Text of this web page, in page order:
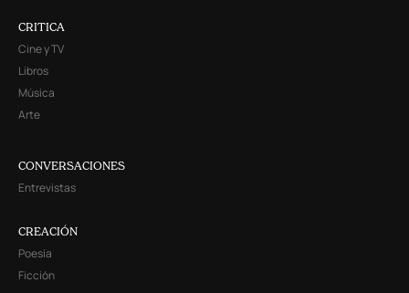
CRITICA
Cine y TV
Libros
Música
Arte
CONVERSACIONES
Entrevistas
CREACIÓN
Poesía
Ficción